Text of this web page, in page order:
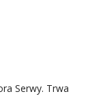
Serwy. Trwa